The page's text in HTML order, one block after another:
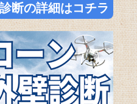
断の詳細はコチラ